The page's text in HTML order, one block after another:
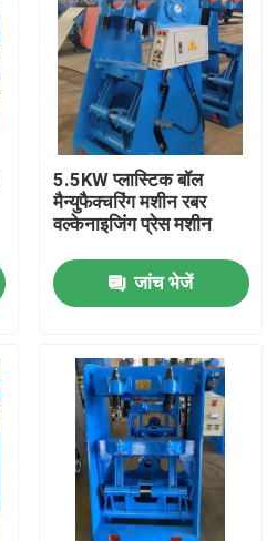
5.5KW प्लास्टिक बॉल
मैन्युफैक्चरिंग मशीन रबर
वल्केनाइजिंग प्रेस मशीन
जांच भेजें